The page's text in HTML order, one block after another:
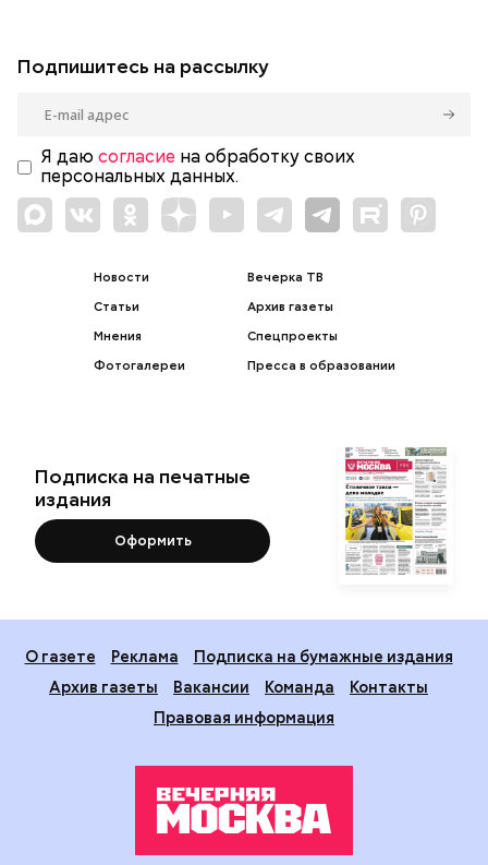
Подпишитесь на рассылку
Я даю согласие на обработку своих
персональных данных.
Новости
Статьи
Мнения
Фотогалереи
Вечерка ТВ
Архив газеты
Спецпроекты
Пресса в образовании
Подписка на печатные
издания
Оформить
О газете Реклама
Подписка на бумажные издания
Архив газеты
Вакансии Команда
Контакты
Правовая информация